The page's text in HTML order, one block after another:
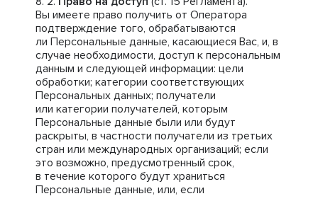
Вы имеете право получить от Оператора
подтверждение того, обрабатываются
ли Персональные данные, касающиеся Вас, и, в
случае необходимости, доступ к персональным
данным и следующей информации: цели
обработки; категории соответствующих
Персональных данных; получатели
или категории получателей, которым
Персональные данные были или будут
раскрыты, в частности получатели из третьих
стран или международных организаций; если
это возможно, предусмотренный срок,
в течение которого будут храниться
Персональные данные, или, если